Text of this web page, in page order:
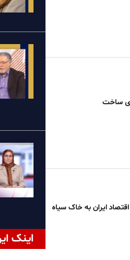
ساخت
ایران به خاک سیاه
اینک